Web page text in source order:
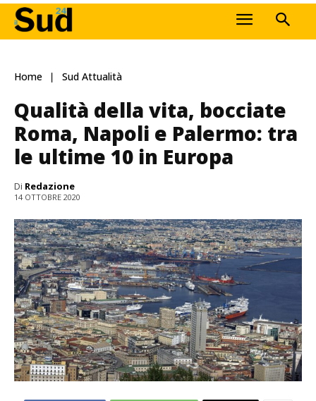
Home Sud Attualità
Qualità della vita, bocciate
Roma, Napoli e Palermo: tra
le ultime 10 in Europa
Di Redazione
14 OTTOBRE 2020